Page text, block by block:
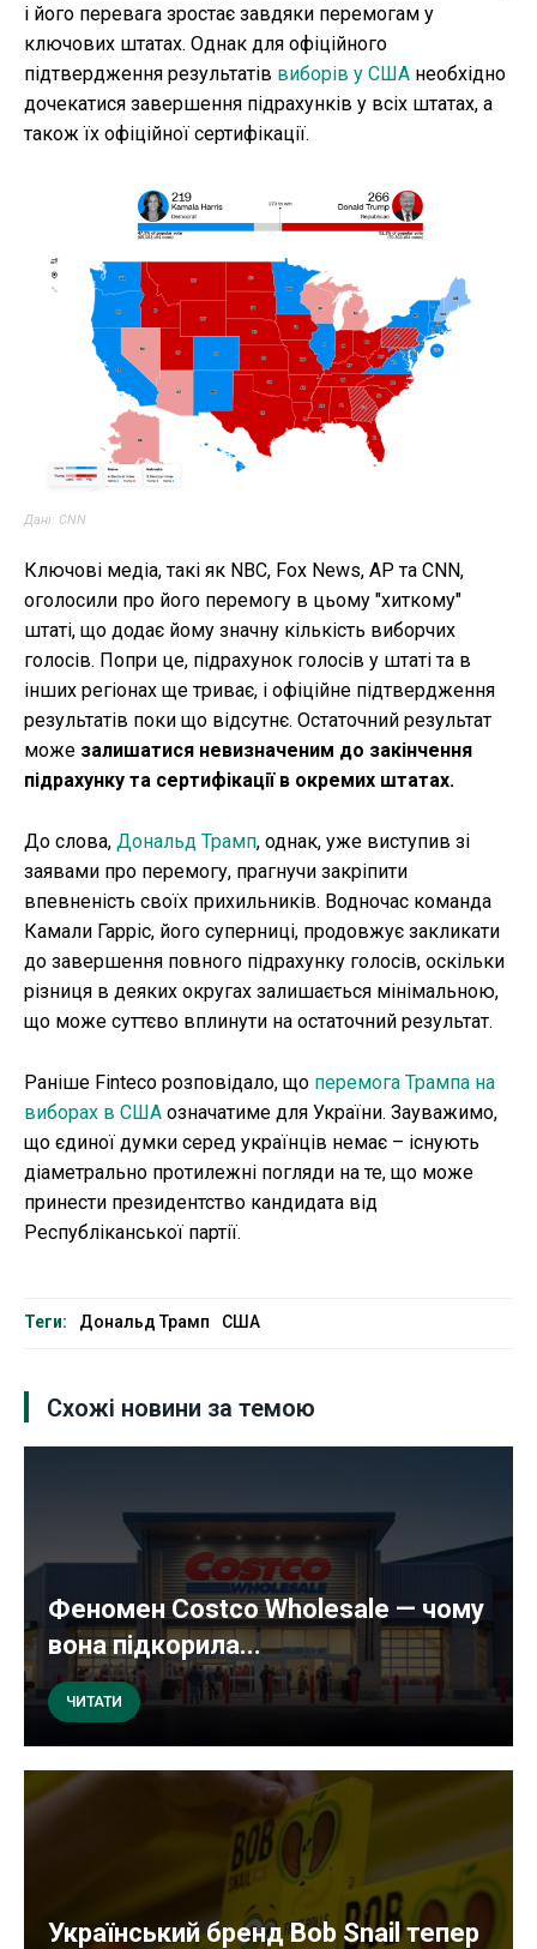
і його перевага зростає завдяки перемогам у
ключових штатах. Однак для офіційного
підтвердження результатів виборів у США необхідно
дочекатися завершення підрахунків у всіх штатах, а
також їх офіційної сертифікації.
Дані: CNN
Ключові медіа, такі як NBC, Fox News, AP та CNN,
оголосили про його перемогу в цьому "хиткому"
штаті, що додає йому значну кількість виборчих
голосів. Попри це, підрахунок голосів у штаті та в
інших регіонах ще триває, і офіційне підтвердження
результатів поки що відсутнє. Остаточний результат
може залишатися невизначеним до закінчення
підрахунку та сертифікації в окремих штатах.
До слова, Дональд Трамп, однак, уже виступив зі
заявами про перемогу, прагнучи закріпити
впевненість своїх прихильників. Водночас команда
Камали Гарріс, його суперниці, продовжує закликати
до завершення повного підрахунку голосів, оскільки
різниця в деяких округах залишається мінімальною,
що може суттєво вплинути на остаточний результат.
Раніше Finteco розповідало, що перемога Трампа на
виборах в США означатиме для України. Зауважимо,
що єдиної думки серед українців немає – існують
діаметрально протилежні погляди на те, що може
принести президентство кандидата від
Республіканської партії.
Теги: Дональд Трамп США
Схожі новини за темою
Феномен Costco Wholesale — чому
вона підкорила...
ЧИТАТИ
Український бренд Bob Snail тепер